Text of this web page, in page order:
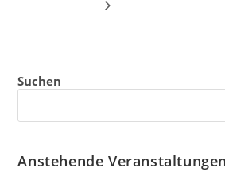
Suchen
Anstehende Veranstaltungen